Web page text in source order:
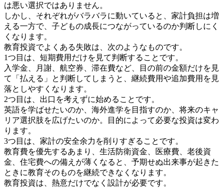
は悪い選択ではありません。
しかし、それぞれがバラバラに動いていると、家計負担は増
える一方で、子どもの成長につながっているのか判断しにく
くなります。
教育投資でよくある失敗は、次のようなものです。
1つ目は、短期費用だけを見て判断することです。
入学金、月謝、航空券、滞在費など、目の前の金額だけを見
て「払える」と判断してしまうと、継続費用や追加費用を見
落としやすくなります。
2つ目は、出口を考えずに始めることです。
英語を学ばせたいのか、海外進学を目指すのか、将来のキャ
リア選択肢を広げたいのか。目的によって必要な投資は変わ
ります。
3つ目は、家計の安全余力を削りすぎることです。
教育費を優先するあまり、生活防衛資金、医療費、老後資
金、住宅費への備えが薄くなると、予期せぬ出来事が起きた
ときに教育そのものを継続できなくなります。
教育投資は、熱意だけでなく設計が必要です。